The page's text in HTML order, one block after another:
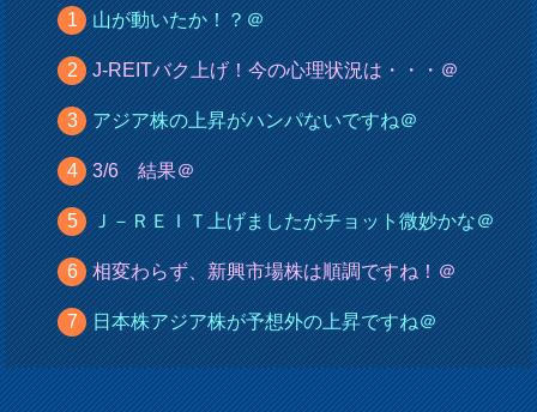
山が動いたか！？＠
J-REITバク上げ！今の心理状況は・・・＠
アジア株の上昇がハンパないですね＠
3/6 結果＠
Ｊ－ＲＥＩＴ上げましたがチョット微妙かな＠
相変わらず、新興市場株は順調ですね！＠
日本株アジア株が予想外の上昇ですね＠